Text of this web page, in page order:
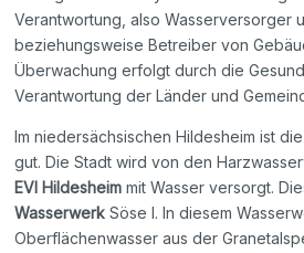
Verantwortung, also Wasserversorger
beziehungsweise Betreiber von
Überwachung erfolgt durch die
Verantwortung der Länder und
Im niedersächsischen Hildesheim ist
gut. Die Stadt wird von den
EVI Hildesheim mit Wasser versorgt.
Wasserwerk Söse I. In diesem
Oberflächenwasser aus der